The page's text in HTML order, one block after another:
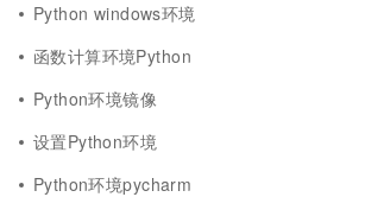
Python windows环境
函数计算环境Python
Python环境镜像
设置Python环境
Python环境pycharm